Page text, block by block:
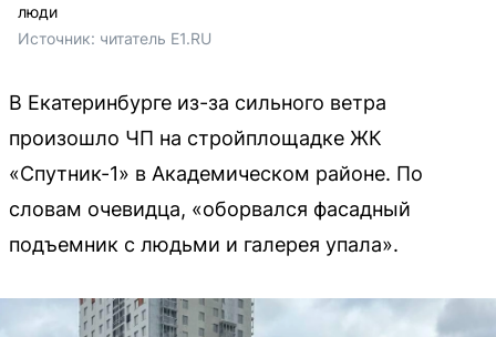
люди
Источник: читатель E1.RU
В Екатеринбурге из-за сильного ветра
произошло ЧП на стройплощадке ЖК
«Спутник-1» в Академическом районе. По
словам очевидца, «оборвался фасадный
подъемник с людьми и галерея упала».